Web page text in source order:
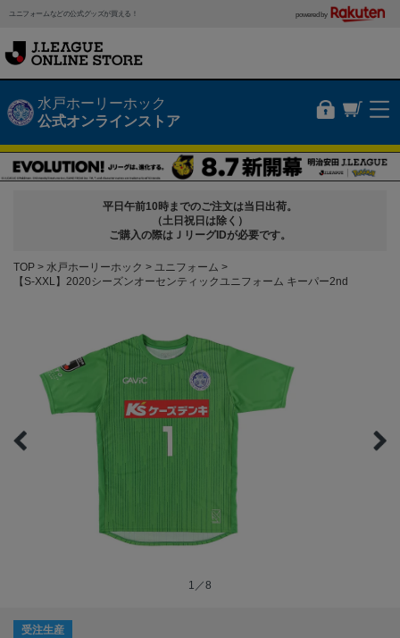
ユニフォームなどの公式グッズが買える！ powered by
水戸ホーリーホック
公式オンラインストア
平日午前10時までのご注文は当日出荷。
（土日祝日は除く）
ご購入の際はＪリーグIDが必要です。
TOP 水戸ホーリーホック
ユニフォーム
【S-XXL】2020シーズンオーセンティックユニフォーム キーパー2nd
1／8
受注生産